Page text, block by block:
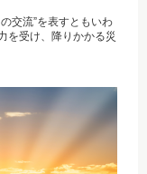
交流”を表すともいわ
を受け、降りかかる災